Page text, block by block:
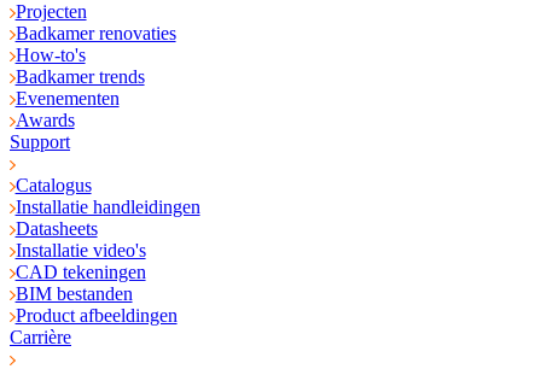
Projecten
Badkamer renovaties
How-to's
Badkamer trends
Evenementen
Awards
Support
Catalogus
Installatie handleidingen
Datasheets
Installatie video's
CAD tekeningen
BIM bestanden
Product afbeeldingen
Carrière